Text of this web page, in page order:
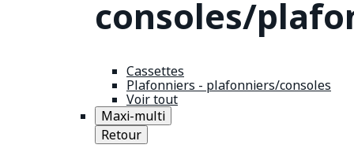
consoles/
Cassettes
Plafonniers - plafonniers/consoles
Voir tout
Maxi-multi
Retour